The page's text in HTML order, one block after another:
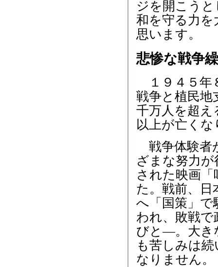
ジを開こう
和を守る力
思います。
悲惨な戦争
１９４５年
戦争と植民地
千万人を超え
以上が亡く
戦争体験者
ざまな努力
された映画
た。戦前、日
へ「国策」で
われ、敗戦
びと―。大き
も苦しみは
なりません。